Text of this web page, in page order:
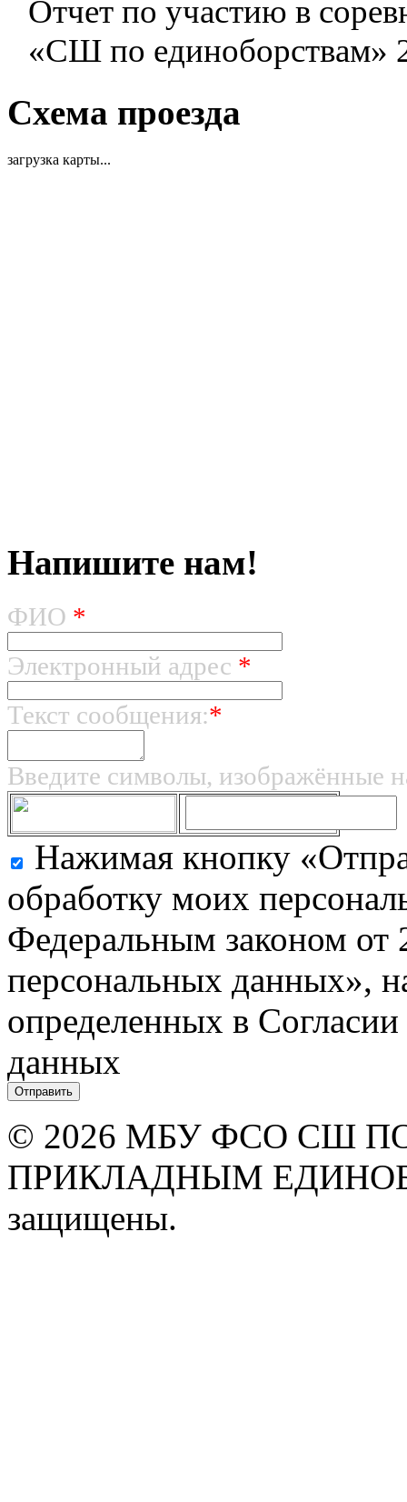
Отчет по участию в
«СШ по единоборствам»
Схема проезда
загрузка карты...
Напишите нам!
ФИО *
Электронный адрес *
Текст сообщения:*
Введите символы, изображённые
Нажимая кнопку
обработку моих
Федеральным законом
персональных данных»,
определенных в
данных
© 2026 МБУ ФСО СШ
ПРИКЛАДНЫМ
защищены.